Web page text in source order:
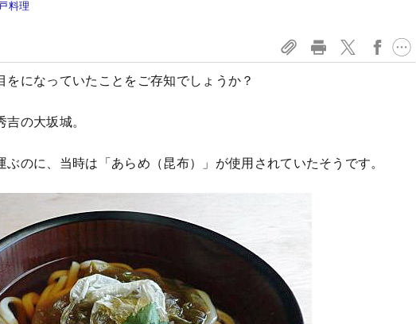
料理
になっていたことをご存知でしょうか？
の大坂城。
のに、当時は「あらめ（昆布）」が使用されていたそうです。